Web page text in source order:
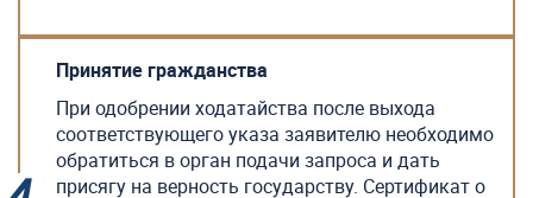
Принятие гражданства
При одобрении ходатайства после выхода
соответствующего указа заявителю необходимо
обратиться в орган подачи запроса и дать
присягу на верность государству. Сертификат о